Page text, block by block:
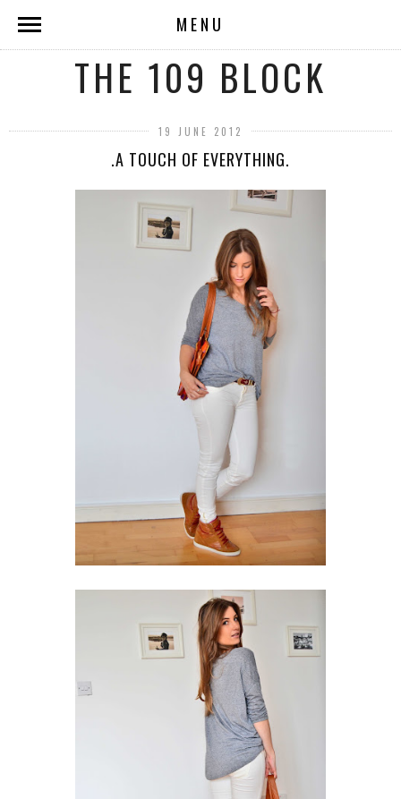
MENU
THE 109 BLOCK
19 JUNE 2012
.A TOUCH OF EVERYTHING.